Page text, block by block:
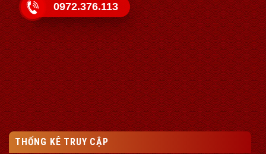
THỐNG KÊ TRUY CẬP
0972.376.113